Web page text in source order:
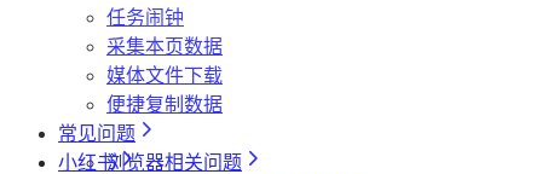
任务闹钟
采集本页数据
媒体文件下载
便捷复制数据
常见问题
浏览器相关问题
小红书